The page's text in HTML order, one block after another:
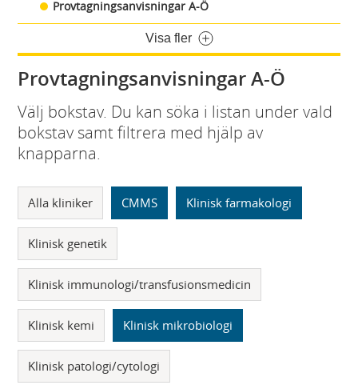
Provtagningsanvisningar A-Ö
Visa fler
Provtagningsanvisningar A-Ö
Välj bokstav. Du kan söka i listan under vald
bokstav samt filtrera med hjälp av
knapparna.
Alla kliniker CMMS Klinisk farmakologi
Klinisk genetik
Klinisk immunologi/transfusionsmedicin
Klinisk kemi Klinisk mikrobiologi
Klinisk patologi/cytologi